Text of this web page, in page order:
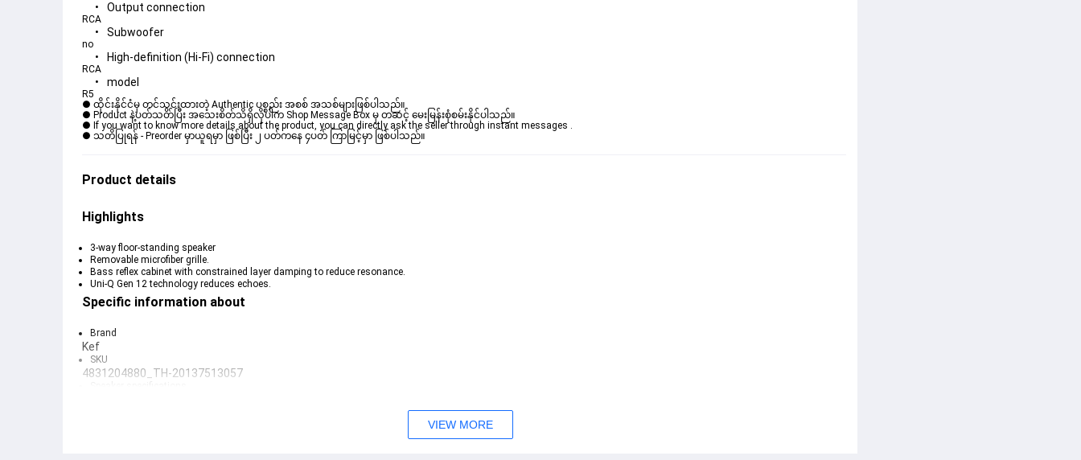
Output connection
RCA
Subwoofer
no
High-definition (Hi-Fi) connection
RCA
model
R5
● ထိုင်းနိုင်ငံမှ တင်သွင်းထားတဲ့ Authentic ပစ္စည်း အစစ် အသစ်များဖြစ်ပါသည်။
● Product နဲ့ပတ်သတ်ပြီး အသေးစိတ်သိရှိလိုပါက Shop Message Box မှ တဆင့် မေးမြန်းစုံစမ်းနိုင်ပါသည်။
● If you want to know more details about the product, you can directly ask the seller through instant messages .
● သတိပြုရန် - Preorder မှာယူရမှာ ဖြစ်ပြီး ၂ ပတ်ကနေ ၄ပတ် ကြာမြင့်မှာ ဖြစ်ပါသည်။
Product details
Highlights
3-way floor-standing speaker
Removable microfiber grille.
Bass reflex cabinet with constrained layer damping to reduce resonance.
Uni-Q Gen 12 technology reduces echoes.
Specific information about
Brand
Kef
SKU
4831204880_TH-20137513057
VIEW MORE